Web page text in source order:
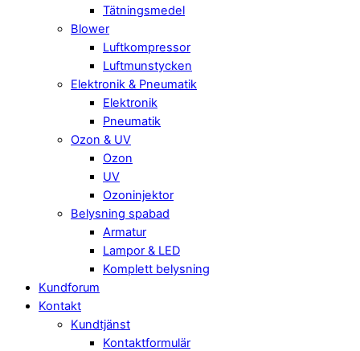
Tätningsmedel
Blower
Luftkompressor
Luftmunstycken
Elektronik & Pneumatik
Elektronik
Pneumatik
Ozon & UV
Ozon
UV
Ozoninjektor
Belysning spabad
Armatur
Lampor & LED
Komplett belysning
Kundforum
Kontakt
Kundtjänst
Kontaktformulär